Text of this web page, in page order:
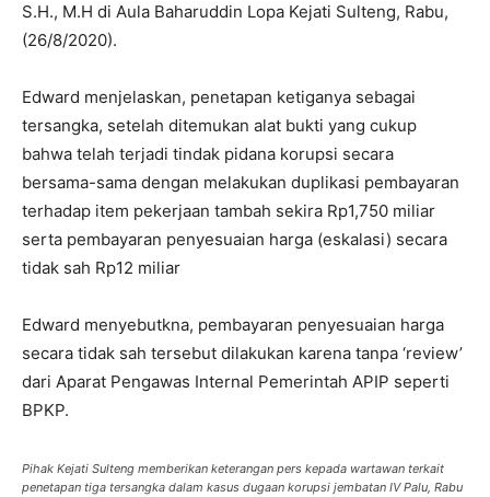
S.H., M.H di Aula Baharuddin Lopa Kejati Sulteng, Rabu,
(26/8/2020).
Edward menjelaskan, penetapan ketiganya sebagai
tersangka, setelah ditemukan alat bukti yang cukup
bahwa telah terjadi tindak pidana korupsi secara
bersama-sama dengan melakukan duplikasi pembayaran
terhadap item pekerjaan tambah sekira Rp1,750 miliar
serta pembayaran penyesuaian harga (eskalasi) secara
tidak sah Rp12 miliar
Edward menyebutkna, pembayaran penyesuaian harga
secara tidak sah tersebut dilakukan karena tanpa ‘review’
dari Aparat Pengawas Internal Pemerintah APIP seperti
BPKP.
Pihak Kejati Sulteng memberikan keterangan pers kepada wartawan terkait
penetapan tiga tersangka dalam kasus dugaan korupsi jembatan IV Palu, Rabu